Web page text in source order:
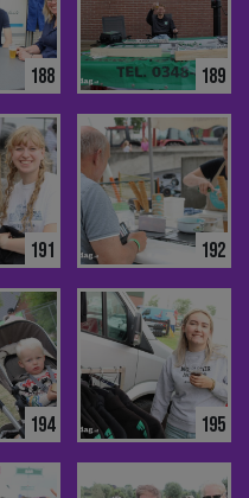
188 189
191 192
194 195